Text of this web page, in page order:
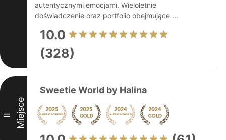
autentycznymi emocjami. Wieloletnie
doświadczenie oraz portfolio obejmujące ...
10.0
(328)
II Miejsce
Sweetie World by Halina